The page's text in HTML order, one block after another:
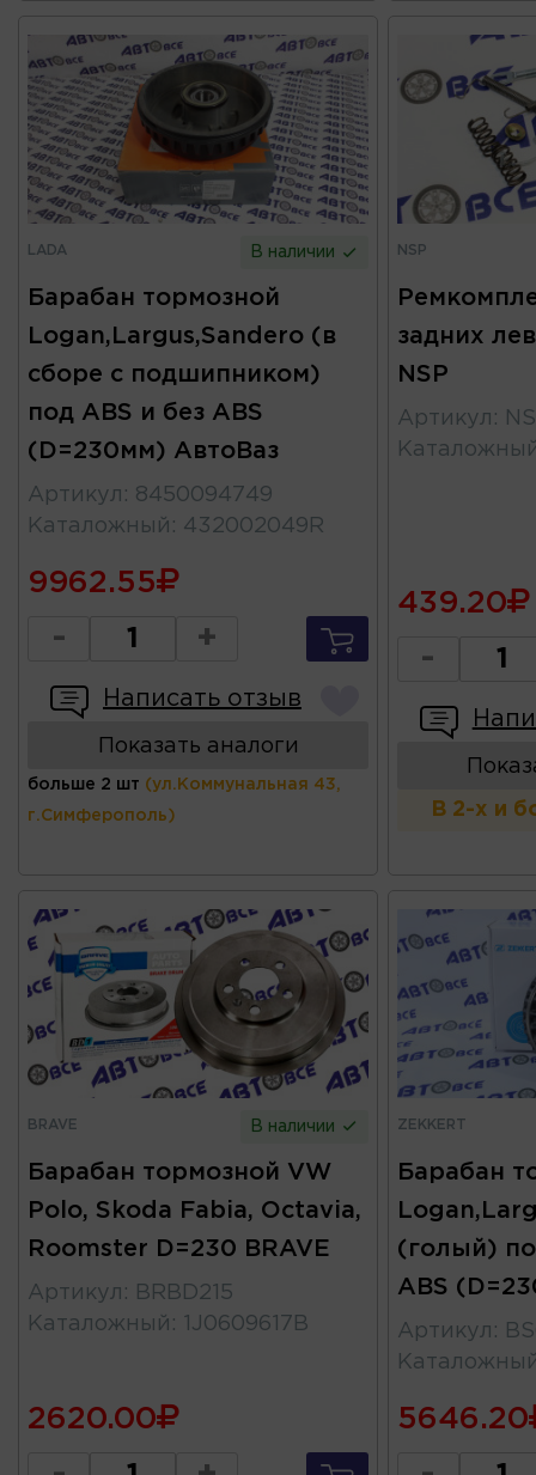
LADA В наличии
Барабан тормозной
Logan,Largus,Sandero (в
сборе с подшипником)
под ABS и без ABS
(D=230мм) АвтоВаз
Артикул : 8450094749
Каталожный : 432002049R
9962.55
- +
Написать отзыв
Показать аналоги
больше 2 шт (ул.Коммунальная 43,
г.Симферополь)
NSP
задних
NSP
Артикул :
439.20
-
В 2-х и
BRAVE В наличии
Барабан тормозной VW
Polo, Skoda Fabia, Octavia,
Roomster D=230 BRAVE
Артикул :
BRBD215
Каталожный : 1J0609617B
2620.00
ZEKKERT
Барабан
(голый)
ABS
Артикул :
5646.20